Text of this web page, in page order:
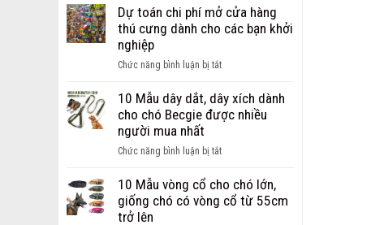
ve
chó
tốt
nhất
cách
chọn
10+
Mẫu
Chó
Dây
Dắt
cho
Hot
nhất
Dự toán chi phí mở cửa hàng
thú cưng dành cho các bạn khởi
nghiệp
Chức năng bình luận bị tắtở
toán
chi
cửa
thú
cưng
10 Mẫu dây dắt, dây xích dành
cho chó Becgie được nhiều
người mua nhất
Chức năng bình luận bị tắtở
Mẫu
dây
10 Mẫu vòng cổ cho chó lớn,
giống chó có vòng cổ từ 55cm
trở lên